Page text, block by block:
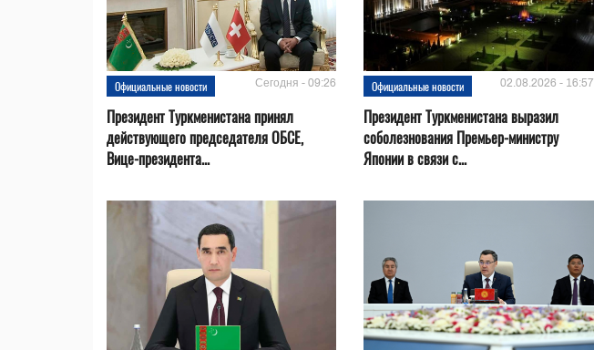
Официальные новости Сегодня - 09:26
Президент Туркменистана принял
действующего председателя ОБСЕ,
Вице-президента...
Официальные новости 02.08.2026 - 16:57
Президент Туркменистана выразил
соболезнования Премьер-министру
Японии в связи с...